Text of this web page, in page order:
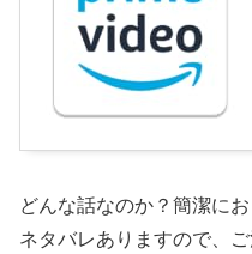
どんな話なのか？簡潔にお
ネタバレありますので、ご